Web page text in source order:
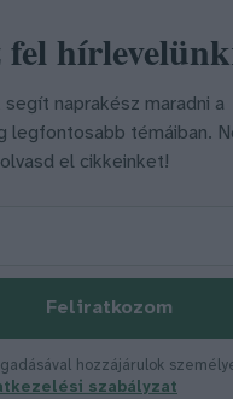
segít naprakész maradni a
legfontosabb témáiban.
el cikkeinket!
Feliratkozom
hozzájárulok
szabályzat